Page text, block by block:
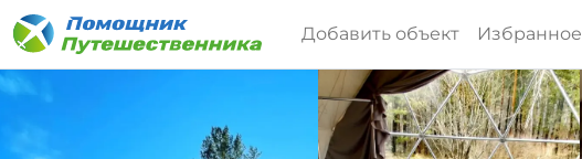
Добавить объект Избранное